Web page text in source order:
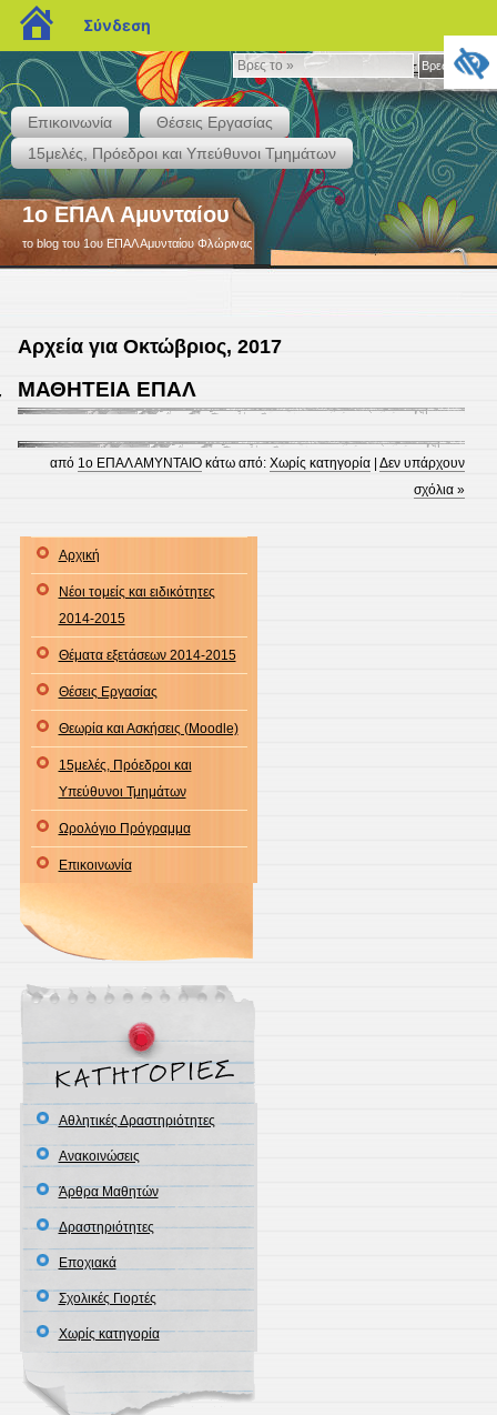
Βρες
το
»
Βρες το »
Επικοινωνία
Θέσεις Εργασίας
15μελές, Πρόεδροι και Υπεύθυνοι Τμημάτων
1ο ΕΠΑΛ Αμυνταίου
το blog του 1ου ΕΠΑΛ Αμυνταίου Φλώρινας
Αρχεία για Οκτώβριος, 2017
ΜΑΘΗΤΕΙΑ ΕΠΑΛ
από 1ο ΕΠΑΛ ΑΜΥΝΤΑΙΟ κάτω από:Χωρίς κατηγορία |Δεν υπάρχουν
σχόλια »
Αρχική
Νέοι τομείς και ειδικότητες
2014-2015
Θέματα εξετάσεων 2014-2015
Θέσεις Εργασίας
Θεωρία και Ασκήσεις (Moodle)
15μελές, Πρόεδροι και
Υπεύθυνοι Τμημάτων
Ωρολόγιο Πρόγραμμα
Επικοινωνία
Αθλητικές Δραστηριότητες
Ανακοινώσεις
Άρθρα Μαθητών
Δραστηριότητες
Εποχιακά
Σχολικές Γιορτές
Χωρίς κατηγορία
blogs.sch.gr
Σύνδεση